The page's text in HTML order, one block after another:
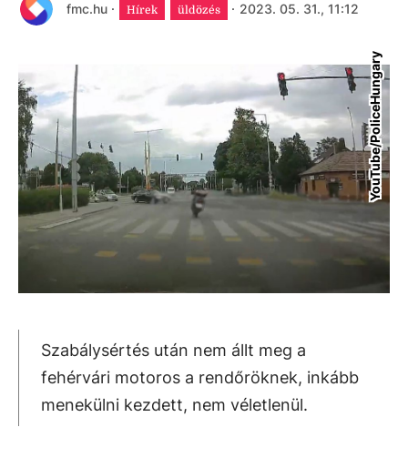
fmc.hu · Hírek üldözés · 2023. 05. 31., 11:12
YouTube/PoliceHungary
Szabálysértés után nem állt meg a
fehérvári motoros a rendőröknek, inkább
menekülni kezdett, nem véletlenül.